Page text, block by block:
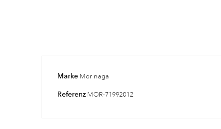
Marke Morinaga
Referenz MOR-71992012